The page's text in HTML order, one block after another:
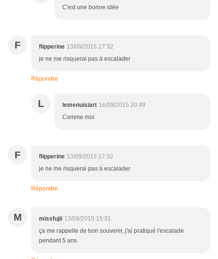
C'est une bonne idée
F flipperine 13/09/2015 17:32
je ne me risquerai pas à escalader
Répondre
L lemenuisiart 16/09/2015 20:49
Comme moi
F flipperine 13/09/2015 17:32
je ne me risquerai pas à escalader
Répondre
M missfujii 13/09/2015 15:31
ça me rappelle de bon souvenir, j'ai pratiqué l'escalade
pendant 5 ans